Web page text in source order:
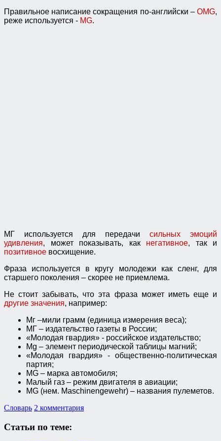
Правильное написание сокращения по-английски –OMG,
реже используется - MG.
МГ используется для передачи сильных эмоций
удивления, может показывать, как негативное, так и
позитивное восхищение.
Фраза используется в кругу молодежи как сленг, для
старшего поколения – скорее не приемлема.
Не стоит забывать, что эта фраза может иметь еще и
другие значения, например:
Мг –мили грамм (единица измерения веса);
МГ – издательство газеты в России;
«Молодая гвардия» - российское издательство;
Mg – элемент периодической таблицы магний;
«Молодая гвардия» - общественно-политическая
партия;
MG – марка автомобиля;
Малый газ – режим двигателя в авиации;
MG (нем. Maschinengewehr) – названия пулеметов.
Словарь 2 комментария
Статьи по теме: